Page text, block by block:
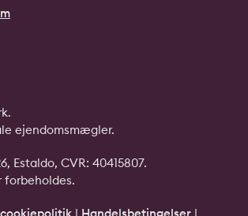
Estaldo, CVR: 40415807.
| Handelsbetingelser |
ejendomsmægler.